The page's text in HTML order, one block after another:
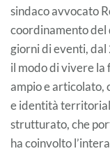
sindaco avvocato
coordinamento del
giorni di eventi, dal
il modo di vivere la
ampio e articolato,
e identità
strutturato, che
ha coinvolto